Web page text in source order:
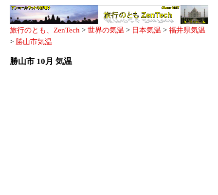
旅行のとも、ZenTech > 世界の気温 > 日本気温 > 福井県気温
> 勝山市気温
勝山市 10月 気温